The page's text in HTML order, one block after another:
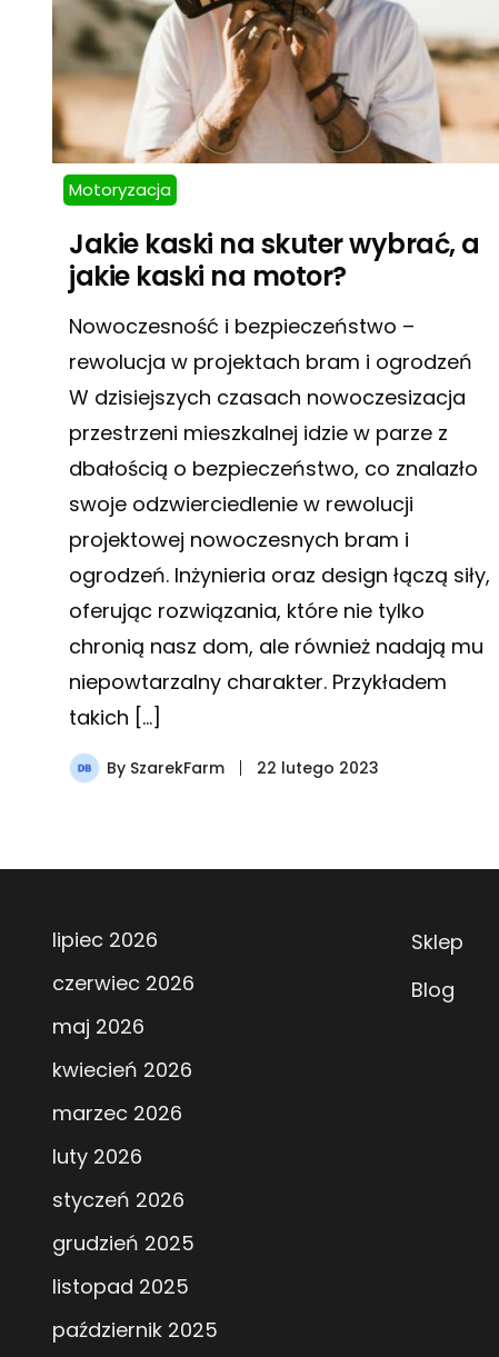
Motoryzacja
Jakie kaski na skuter wybrać, a
jakie kaski na motor?
Nowoczesność i bezpieczeństwo –
rewolucja w projektach bram i ogrodzeń
W dzisiejszych czasach nowoczesizacja
przestrzeni mieszkalnej idzie w parze z
dbałością o bezpieczeństwo, co znalazło
swoje odzwierciedlenie w rewolucji
projektowej nowoczesnych bram i
ogrodzeń. Inżynieria oraz design łączą siły,
oferując rozwiązania, które nie tylko
chronią nasz dom, ale również nadają mu
niepowtarzalny charakter. Przykładem
takich […]
By SzarekFarm 22 lutego 2023
lipiec 2026
czerwiec 2026
maj 2026
kwiecień 2026
marzec 2026
luty 2026
styczeń 2026
grudzień 2025
listopad 2025
październik 2025
Sklep
Blog